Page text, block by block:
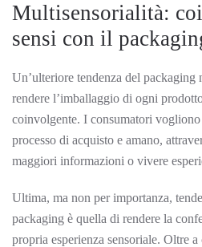
Multisensorialità:
sensi con il
Un’ulteriore tendenza del packaging
rendere l’imballaggio di ogni
coinvolgente. I consumatori
processo di acquisto e amano,
maggiori informazioni o vivere
Ultima, ma non per importanza,
packaging è quella di rendere la
propria esperienza sensoriale. Oltre a